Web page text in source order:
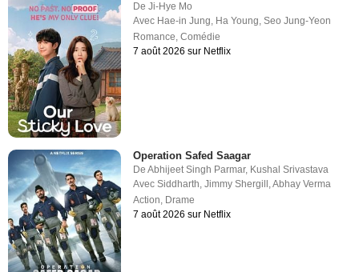
DeJi-Hye Mo
Avec Hae-in Jung, Ha Young,Seo Jung-Yeon
Romance,Comédie
7 août 2026 sur Netflix
Operation Safed Saagar
DeAbhijeet Singh Parmar, Kushal Srivastava
AvecSiddharth ,Jimmy Shergill ,Abhay Verma
Action Drame
7 août 2026 sur Netflix